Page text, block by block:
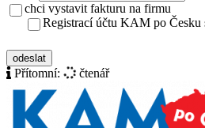
chci vystavit fakturu na firmu
Registrací účtu KAM po Česku
odeslat
Přítomní: čtenář